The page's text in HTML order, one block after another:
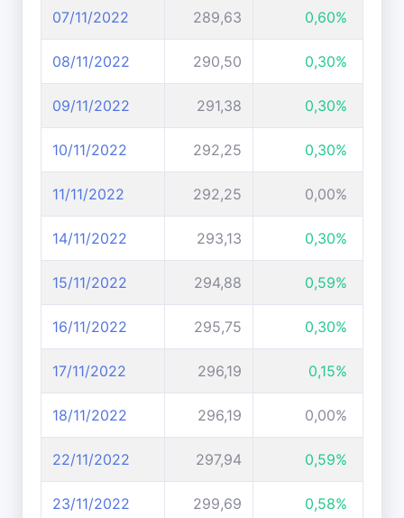
07/11/2022 289,63 0,60%
08/11/2022 290,50 0,30%
09/11/2022 291,38 0,30%
10/11/2022 292,25 0,30%
11/11/2022 292,25 0,00%
14/11/2022 293,13 0,30%
15/11/2022 294,88 0,59%
16/11/2022 295,75 0,30%
17/11/2022 296,19 0,15%
18/11/2022 296,19 0,00%
22/11/2022 297,94 0,59%
23/11/2022 299,69 0,58%